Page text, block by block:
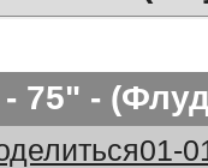
- 75" -
01-